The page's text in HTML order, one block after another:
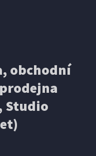
obchodní
Studio